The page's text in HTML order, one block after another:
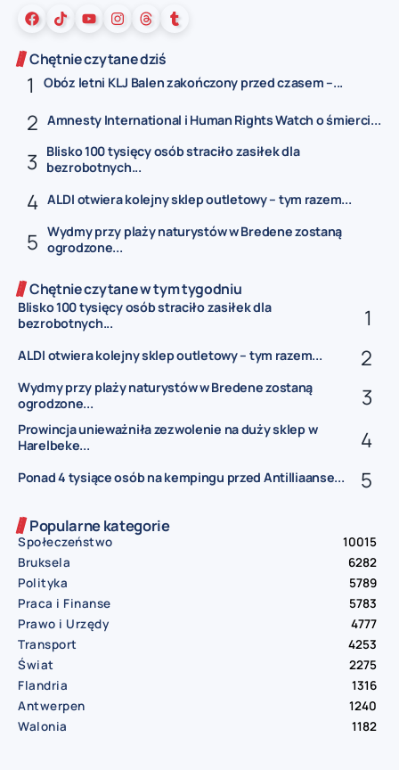
Chętnie czytane dziś
Obóz letni KLJ Balen zakończony przed czasem –...
Amnesty International i Human Rights Watch o śmierci...
Blisko 100 tysięcy osób straciło zasiłek dla
bezrobotnych...
ALDI otwiera kolejny sklep outletowy – tym razem...
Wydmy przy plaży naturystów w Bredene zostaną
ogrodzone...
Chętnie czytane w tym tygodniu
Blisko 100 tysięcy osób straciło zasiłek dla
bezrobotnych...
ALDI otwiera kolejny sklep outletowy – tym razem...
Wydmy przy plaży naturystów w Bredene zostaną
ogrodzone...
Prowincja unieważniła zezwolenie na duży sklep w
Harelbeke...
Ponad 4 tysiące osób na kempingu przed Antilliaanse...
Popularne kategorie
Społeczeństwo
10015
Bruksela
6282
Polityka
5789
Praca i Finanse
5783
Prawo i Urzędy
4777
Transport
4253
Świat
2275
Flandria
1316
Antwerpen
1240
Walonia
1182